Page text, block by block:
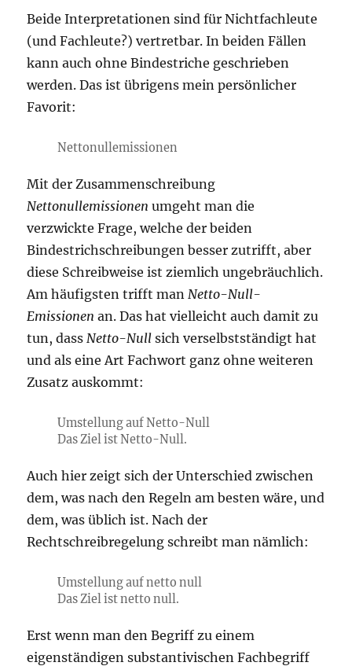
Beide Interpretationen sind für Nichtfachleute
(und Fachleute?) vertretbar. In beiden Fällen
kann auch ohne Bindestriche geschrieben
werden. Das ist übrigens mein persönlicher
Favorit:
Nettonullemissionen
Mit der Zusammenschreibung
Nettonullemissionen umgeht man die
verzwickte Frage, welche der beiden
Bindestrichschreibungen besser zutrifft, aber
diese Schreibweise ist ziemlich ungebräuchlich.
Am häufigsten trifft man Netto-Null-
Emissionen an. Das hat vielleicht auch damit zu
tun, dass Netto-Null sich verselbstständigt hat
und als eine Art Fachwort ganz ohne weiteren
Zusatz auskommt:
Umstellung auf Netto-Null
Das Ziel ist Netto-Null.
Auch hier zeigt sich der Unterschied zwischen
dem, was nach den Regeln am besten wäre, und
dem, was üblich ist. Nach der
Rechtschreibregelung schreibt man nämlich:
Umstellung auf netto null
Das Ziel ist netto null.
Erst wenn man den Begriff zu einem
eigenständigen substantivischen Fachbegriff